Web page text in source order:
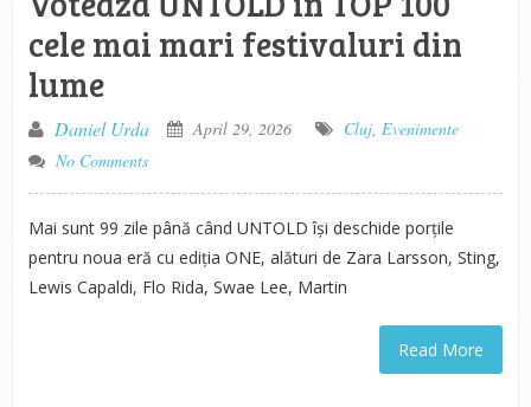
cele mai mari festivaluri din
lume
Daniel Urda April 29, 2026 Cluj, Evenimente
No Comments
Mai sunt 99 zile până când UNTOLD își deschide porțile
pentru noua eră cu ediția ONE, alături de Zara Larsson, Sting,
Lewis Capaldi, Flo Rida, Swae Lee, Martin
Read More